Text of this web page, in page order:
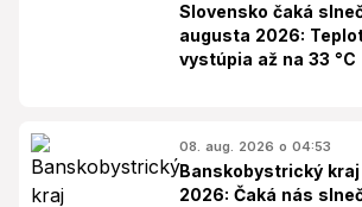
Slovensko čaká
augusta 2026:
vystúpia až na 33 °C
08. aug. 2026 o 04:53
Banskobystrický
2026: Čaká nás